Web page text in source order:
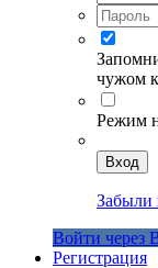
чужом
Режим
Вход
Забыли
Войти через
Регистрация